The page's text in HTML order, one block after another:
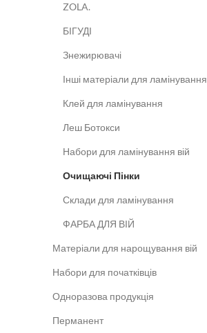
ZOLA.
БІГУДІ
Знежирювачі
Інші матеріали для ламінування
Клей для ламінування
Леш Ботокси
Набори для ламінування вій
Очищаючі Пінки
Склади для ламінування
ФАРБА ДЛЯ ВІЙ
Матеріали для нарощування вій
Набори для початківців
Одноразова продукція
Перманент